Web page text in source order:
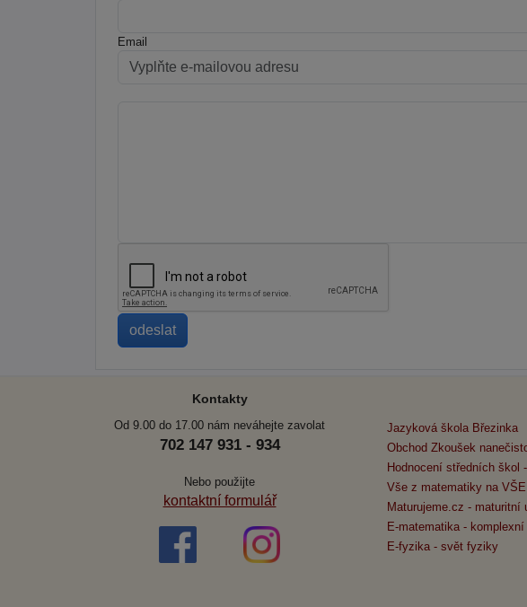
Email
Kontakty
Od 9.00 do 17.00 nám neváhejte zavolat
702 147 931 - 934
Nebo použijte
kontaktní formulář
Jazyková škola Březinka
Obchod Zkoušek
Hodnocení středních škol
Vše z matematiky na
Maturujeme.cz - maturitní
E-matematika -
E-fyzika - svět fyziky